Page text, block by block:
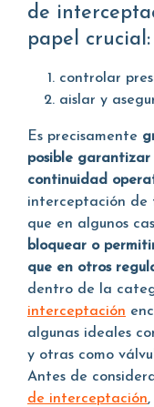
de
papel crucial:
controlar
aislar y
Es precisamente
posible
continuidad
interceptación de
que en algunos
bloquear o
que en otros
dentro de la
interceptación
algunas ideales
y otras como
Antes de
de interceptación